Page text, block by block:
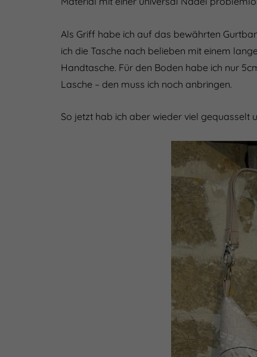
Als Griff habe ich auf das bewährten
ich die Tasche nach belieben mit einem
Handtasche. Für den Boden habe ich nur
Lasche – den muss ich noch anbringen.
So jetzt hab ich aber wieder viel gequasselt